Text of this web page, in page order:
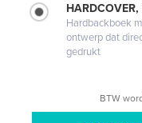
Hardbackboek
ontwerp dat
gedrukt
BTW